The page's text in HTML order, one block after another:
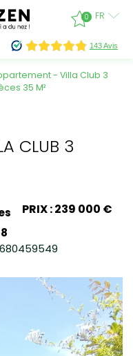
0 FR
- Villa Club 3
35 M²
CLUB 3
PRIX : 239 000 €